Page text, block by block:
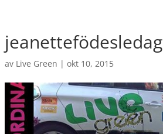
jeanettefödesledag
av Live Green |okt 10, 2015